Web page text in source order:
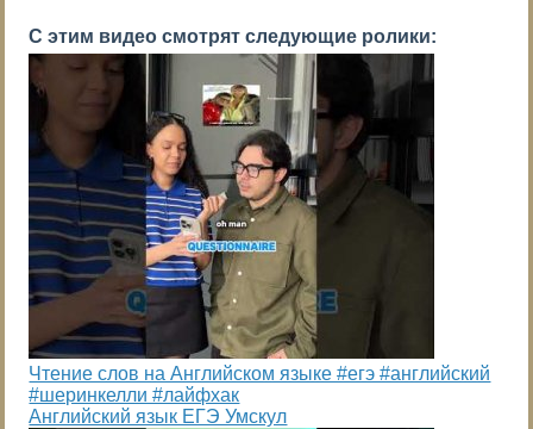
С этим видео смотрят следующие ролики:
Чтение слов на Английском языке #егэ #английский
#шеринкелли #лайфхак
Английский язык ЕГЭ Умскул